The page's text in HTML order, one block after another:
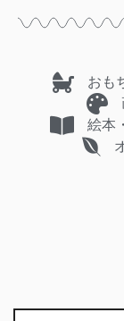
おも
絵本